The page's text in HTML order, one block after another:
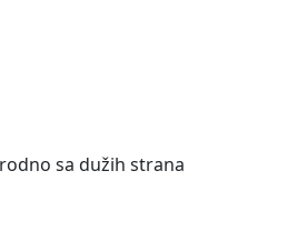
sa dužih strana